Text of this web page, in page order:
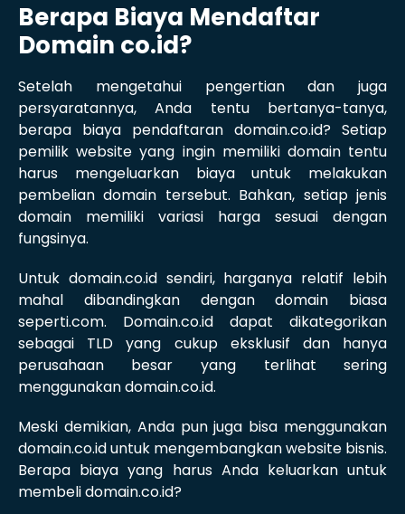
Berapa Biaya Mendaftar
Domain co.id?
Setelah mengetahui pengertian dan juga
persyaratannya, Anda tentu bertanya-tanya,
berapa biaya pendaftaran domain.co.id? Setiap
pemilik website yang ingin memiliki domain tentu
harus mengeluarkan biaya untuk melakukan
pembelian domain tersebut. Bahkan, setiap jenis
domain memiliki variasi harga sesuai dengan
fungsinya.
Untuk domain.co.id sendiri, harganya relatif lebih
mahal dibandingkan dengan domain biasa
seperti.com. Domain.co.id dapat dikategorikan
sebagai TLD yang cukup eksklusif dan hanya
perusahaan besar yang terlihat sering
menggunakan domain.co.id.
Meski demikian, Anda pun juga bisa menggunakan
domain.co.id untuk mengembangkan website bisnis.
Berapa biaya yang harus Anda keluarkan untuk
membeli domain.co.id?